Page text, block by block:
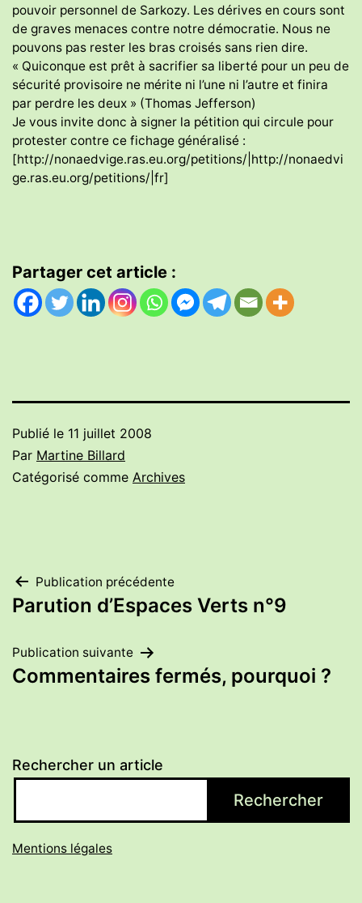
pouvoir personnel de Sarkozy. Les dérives en cours sont
de graves menaces contre notre démocratie. Nous ne
pouvons pas rester les bras croisés sans rien dire.
« Quiconque est prêt à sacrifier sa liberté pour un peu de
sécurité provisoire ne mérite ni l’une ni l’autre et finira
par perdre les deux » (Thomas Jefferson)
Je vous invite donc à signer la pétition qui circule pour
protester contre ce fichage généralisé :
[http://nonaedvige.ras.eu.org/petitions/|http://nonaedvi
ge.ras.eu.org/petitions/|fr]
Partager cet article :
Publié le 11 juillet 2008
Par Martine Billard
Catégorisé comme Archives
Navigation
l’article
Publication précédente
Parution d’Espaces Verts n°9
Publication suivante
Commentaires fermés, pourquoi ?
Rechercher un article
Rechercher
Mentions légales